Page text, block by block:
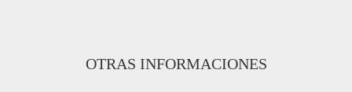
OTRAS INFORMACIONES